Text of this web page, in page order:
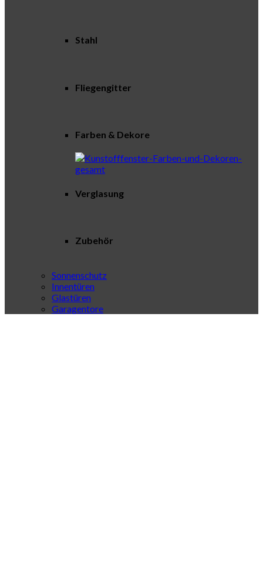
Stahl
Fliegengitter
Farben & Dekore
Verglasung
Zubehör
Sonnenschutz
Innentüren
Glastüren
Garagentore